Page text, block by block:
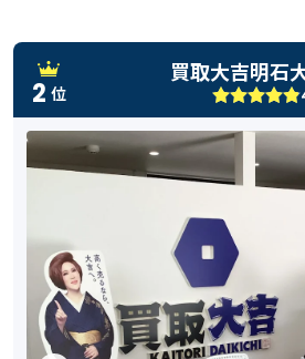
2 位
買取大吉明石